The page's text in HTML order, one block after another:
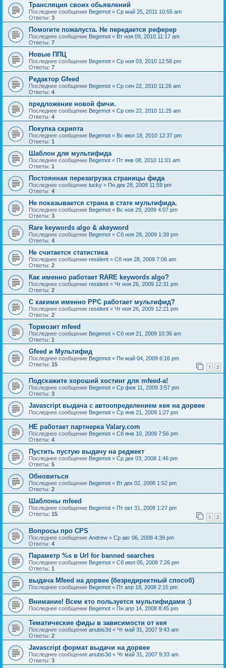
Трансляция своих обьявлений
Последнее сообщение Begemot « Ср май 25, 2011 10:55 am
Ответы: 3
Помогите пожалуста. Не передается реферер
Последнее сообщение Begemot « Вт ноя 09, 2010 11:17 am
Ответы: 7
Новые ППЦ
Последнее сообщение Begemot « Ср ноя 03, 2010 12:58 pm
Ответы: 7
Редактор Gfeed
Последнее сообщение Begemot « Ср сен 22, 2010 11:26 am
Ответы: 4
предложение новой фичи.
Последнее сообщение Begemot « Ср сен 22, 2010 11:25 am
Ответы: 4
Покупка скрипта
Последнее сообщение Begemot « Вс июл 18, 2010 12:37 pm
Ответы: 1
Шаблон для мультифида
Последнее сообщение Begemot « Пт янв 08, 2010 11:01 am
Ответы: 1
Постоянная перезагрузка страницы фида
Последнее сообщение lucky « Пн дек 28, 2009 11:59 pm
Ответы: 4
Не показывается страна в стате мультифида.
Последнее сообщение Begemot « Вс ноя 29, 2009 4:07 pm
Ответы: 3
Rare keywords algo & akeyword
Последнее сообщение Begemot « Сб ноя 28, 2009 1:39 pm
Ответы: 4
Не считается статистика
Последнее сообщение resident « Сб ноя 28, 2009 7:06 am
Ответы: 2
Как именно работает RARE keywords algo?
Последнее сообщение resident « Чт ноя 26, 2009 12:31 pm
Ответы: 2
C какими именно PPC работает мультифид?
Последнее сообщение resident « Чт ноя 26, 2009 12:21 pm
Ответы: 2
Тормозит mfeed
Последнее сообщение Begemot « Сб ноя 21, 2009 10:36 am
Ответы: 1
Gfeed и Мультифид
Последнее сообщение Begemot « Пн май 04, 2009 6:16 pm
Ответы: 15 1 2
Подскажите хороший хостинг для mfeed-a!
Последнее сообщение Begemot « Ср фев 11, 2009 3:57 pm
Ответы: 3
Javascript выдача с автоопределением кея на дорвее
Последнее сообщение Begemot « Ср янв 21, 2009 1:27 pm
НЕ работает партнерка Valary.com
Последнее сообщение Begemot « Сб янв 10, 2009 7:56 pm
Ответы: 4
Пустить пустую выдачу на реджект
Последнее сообщение Begemot « Ср дек 03, 2008 1:46 pm
Ответы: 5
Обновиться
Последнее сообщение Begemot « Вт дек 02, 2008 1:52 pm
Ответы: 2
Шаблоны mfeed
Последнее сообщение Begemot « Пт окт 31, 2008 1:27 pm
Ответы: 15 1 2
Вопросы про CPS
Последнее сообщение Andrew « Ср авг 06, 2008 4:39 pm
Ответы: 4
Параметр %s в Url for banned searches
Последнее сообщение Begemot « Сб июл 05, 2008 7:26 pm
Ответы: 1
выдача Mfeed на дорвее (безредиректный способ)
Последнее сообщение Begemot « Пт апр 18, 2008 2:15 pm
Внимание! Всем кто пользуется мультифидами :)
Последнее сообщение Begemot « Пн апр 14, 2008 8:45 pm
Тематические фиды в зависимости от кея
Последнее сообщение anubis3d « Чт май 31, 2007 9:43 am
Ответы: 2
Javascript формат выдачи на дорвее
Последнее сообщение anubis3d « Чт май 31, 2007 9:33 am
Ответы: 3